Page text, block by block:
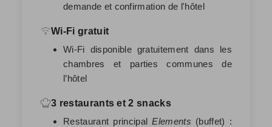
demande et confirmation de l'hôtel
Wi-Fi gratuit
Wi-Fi disponible gratuitement dans les
chambres et parties communes de
l’hôtel
3 restaurants et 2 snacks
Restaurant principalElements (buffet) :